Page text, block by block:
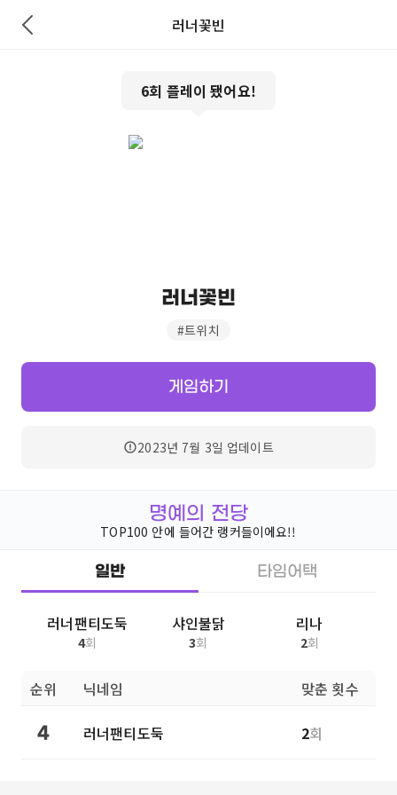
러너꽃빈
6회 플레이 됐어요!
러너꽃빈
#트위치
게임하기
2023년 7월 3일 업데이트
명예의 전당
TOP100 안에 들어간 랭커들이에요!!
일반 타임어택
러너팬티도둑
4회
샤인불닭
3회
리나
2회
순위 닉네임 맞춘 횟수
4 러너팬티도둑 2회